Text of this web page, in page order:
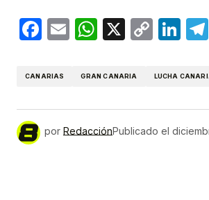
Facebook
EmailWhatsApp
X
Copy
CANARIAS GRAN CANARIA LUCHA
por RedacciónPublicado el